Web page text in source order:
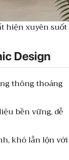
hiện xuyên
Design
thông thoáng
bền vững, dễ
khó lẫn lộn với